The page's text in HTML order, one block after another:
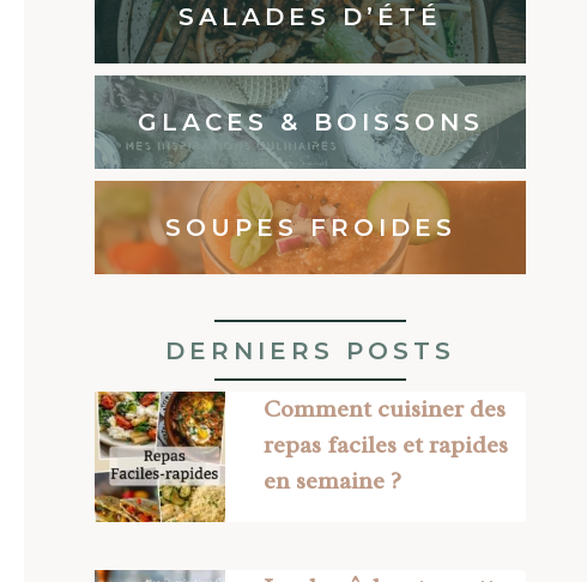
SALADES D’ÉTÉ
GLACES & BOISSONS
SOUPES FROIDES
DERNIERS POSTS
Comment cuisiner des
repas faciles et rapides
en semaine ?